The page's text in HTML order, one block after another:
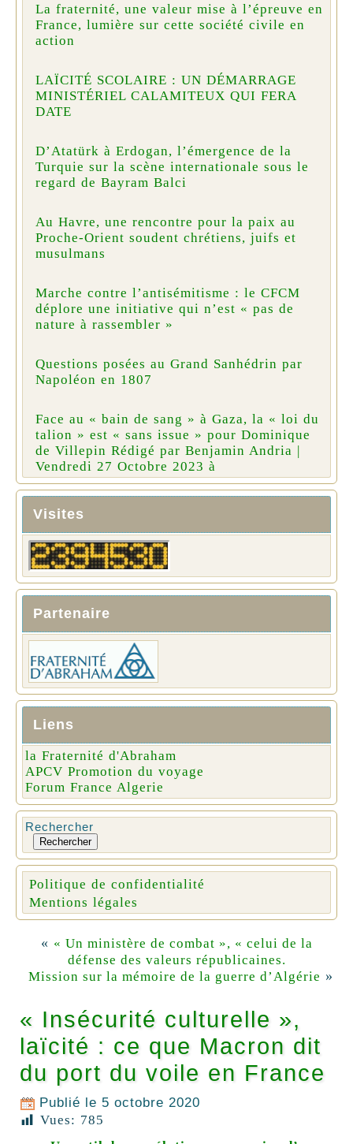
La fraternité, une valeur mise à l’épreuve en
France, lumière sur cette société civile en
action
LAÏCITÉ SCOLAIRE : UN DÉMARRAGE
MINISTÉRIEL CALAMITEUX QUI FERA
DATE
D’Atatürk à Erdogan, l’émergence de la
Turquie sur la scène internationale sous le
regard de Bayram Balci
Au Havre, une rencontre pour la paix au
Proche-Orient soudent chrétiens, juifs et
musulmans
Marche contre l’antisémitisme : le CFCM
déplore une initiative qui n’est « pas de
nature à rassembler »
Questions posées au Grand Sanhédrin par
Napoléon en 1807
Face au « bain de sang » à Gaza, la « loi du
talion » est « sans issue » pour Dominique
de Villepin Rédigé par Benjamin Andria |
Vendredi 27 Octobre 2023 à
Visites
Partenaire
Liens
la Fraternité d'Abraham
APCV Promotion du voyage
Forum France Algerie
Rechercher
Rechercher
Politique de confidentialité
Mentions légales
« « Un ministère de combat », « celui de la
défense des valeurs républicaines.
Mission sur la mémoire de la guerre d’Algérie »
« Insécurité culturelle »,
laïcité : ce que Macron dit
du port du voile en France
Publié le 5 octobre 2020
Vues: 785